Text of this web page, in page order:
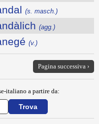
(s. masch.)
(agg.)
(v.)
Pagina successiva ›
italiano a partire da: